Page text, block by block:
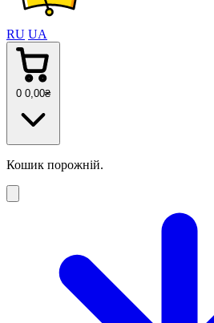
RU UA
0 0 ,00₴
Кошик порожній.